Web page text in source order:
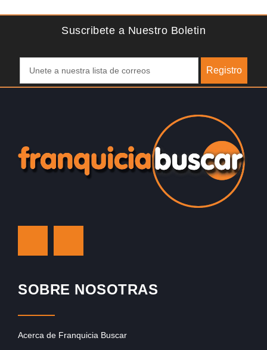
Suscribete a Nuestro Boletin
Registro
SOBRE NOSOTRAS
Acerca de Franquicia Buscar